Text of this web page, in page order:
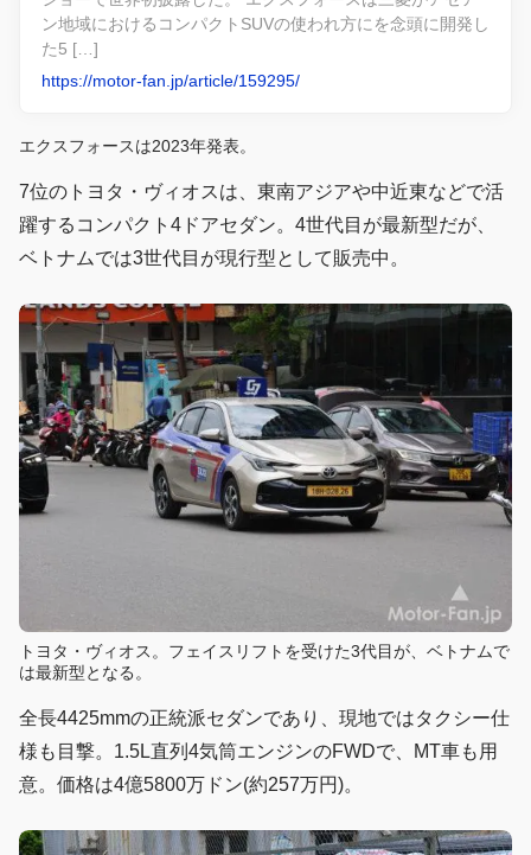
ン地域におけるコンパクトSUVの使われ方にを念頭に開発し
た5 […]
https://motor-fan.jp/article/159295/
エクスフォースは2023年発表。
7位のトヨタ・ヴィオスは、東南アジアや中近東などで活
躍するコンパクト4ドアセダン。4世代目が最新型だが、
ベトナムでは3世代目が現行型として販売中。
トヨタ・ヴィオス。フェイスリフトを受けた3代目が、ベトナムで
は最新型となる。
全長4425mmの正統派セダンであり、現地ではタクシー仕
様も目撃。1.5L直列4気筒エンジンのFWDで、MT車も用
意。価格は4億5800万ドン(約257万円)。